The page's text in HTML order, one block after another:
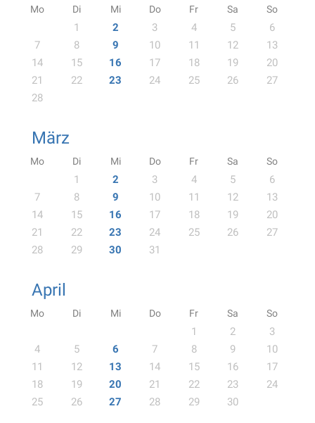
Mo Di Mi Do Fr Sa So
1 2 3 4 5
6
7
8 9 10 11 12
13
14
15 16 17 18 19
20
21
22 23 24 25 26
27
28
März
Mo Di Mi Do Fr Sa So
1 2 3 4 5
6
7
8 9 10 11 12
13
14
15 16 17 18 19
20
21
22 23 24 25 26
27
28
29 30 31
April
Mo Di Mi Do Fr Sa So
1 2
3
4
5 6 7 8 9
10
11
12 13 14 15 16
17
18
19 20 21 22 23
24
25
26 27 28 29 30